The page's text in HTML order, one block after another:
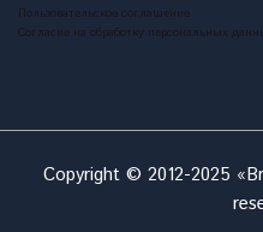
Пользовательское соглашение
Согласие на обработку персональных
Copyright © 2012-2025